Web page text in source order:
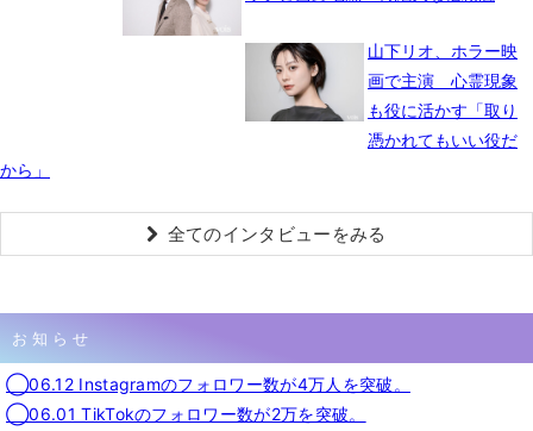
山下リオ、ホラー映
画で主演 心霊現象
も役に活かす「取り
憑かれてもいい役だ
から」
全てのインタビューをみる
お知らせ
◯06.12 Instagramのフォロワー数が4万人を突破。
◯06.01 TikTokのフォロワー数が2万を突破。